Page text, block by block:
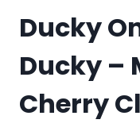
Ducky
Ducky –
Cherry